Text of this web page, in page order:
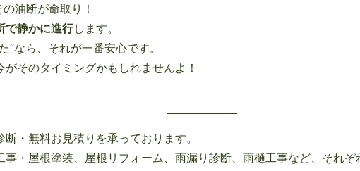
油断が命取り！
で静かに進行します。
”なら、それが一番安心です。
そのタイミングかもしれませんよ！
・無料お見積りを承っております。
事・屋根塗装、屋根リフォーム、雨漏り診断、雨樋工事など、それ